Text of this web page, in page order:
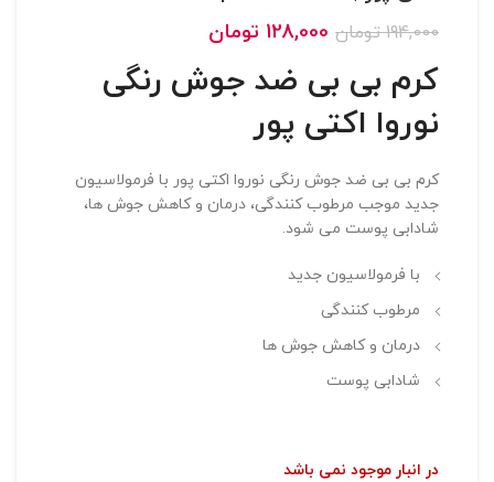
194,000 تومان 128,000 تومان
کرم بی بی ضد جوش رنگی
نوروا اکتی پور
کرم بی بی ضد جوش رنگی نوروا اکتی پور با فرمولاسیون
جدید موجب مرطوب کنندگی، درمان و کاهش جوش ها،
شادابی پوست می شود.
با فرمولاسیون جدید
مرطوب کنندگی
درمان و کاهش جوش ها
شادابی پوست
در انبار موجود نمی باشد